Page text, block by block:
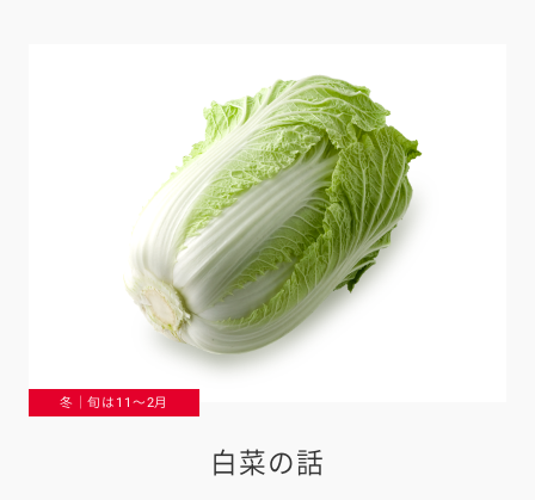
冬｜旬は11〜2月
白菜の話